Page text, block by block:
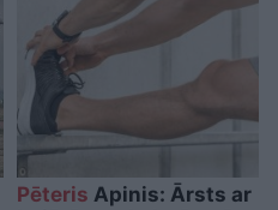
Pēteris Apinis: Ārsts ar